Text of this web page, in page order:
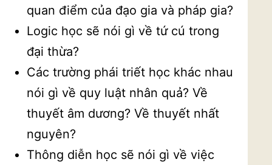
quan điểm của đạo gia và pháp gia?
Logic học sẽ nói gì về tứ cú trong
đại thừa?
Các trường phái triết học khác nhau
nói gì về quy luật nhân quả? Về
thuyết âm dương? Về thuyết nhất
nguyên?
Thông diễn học sẽ nói gì về việc